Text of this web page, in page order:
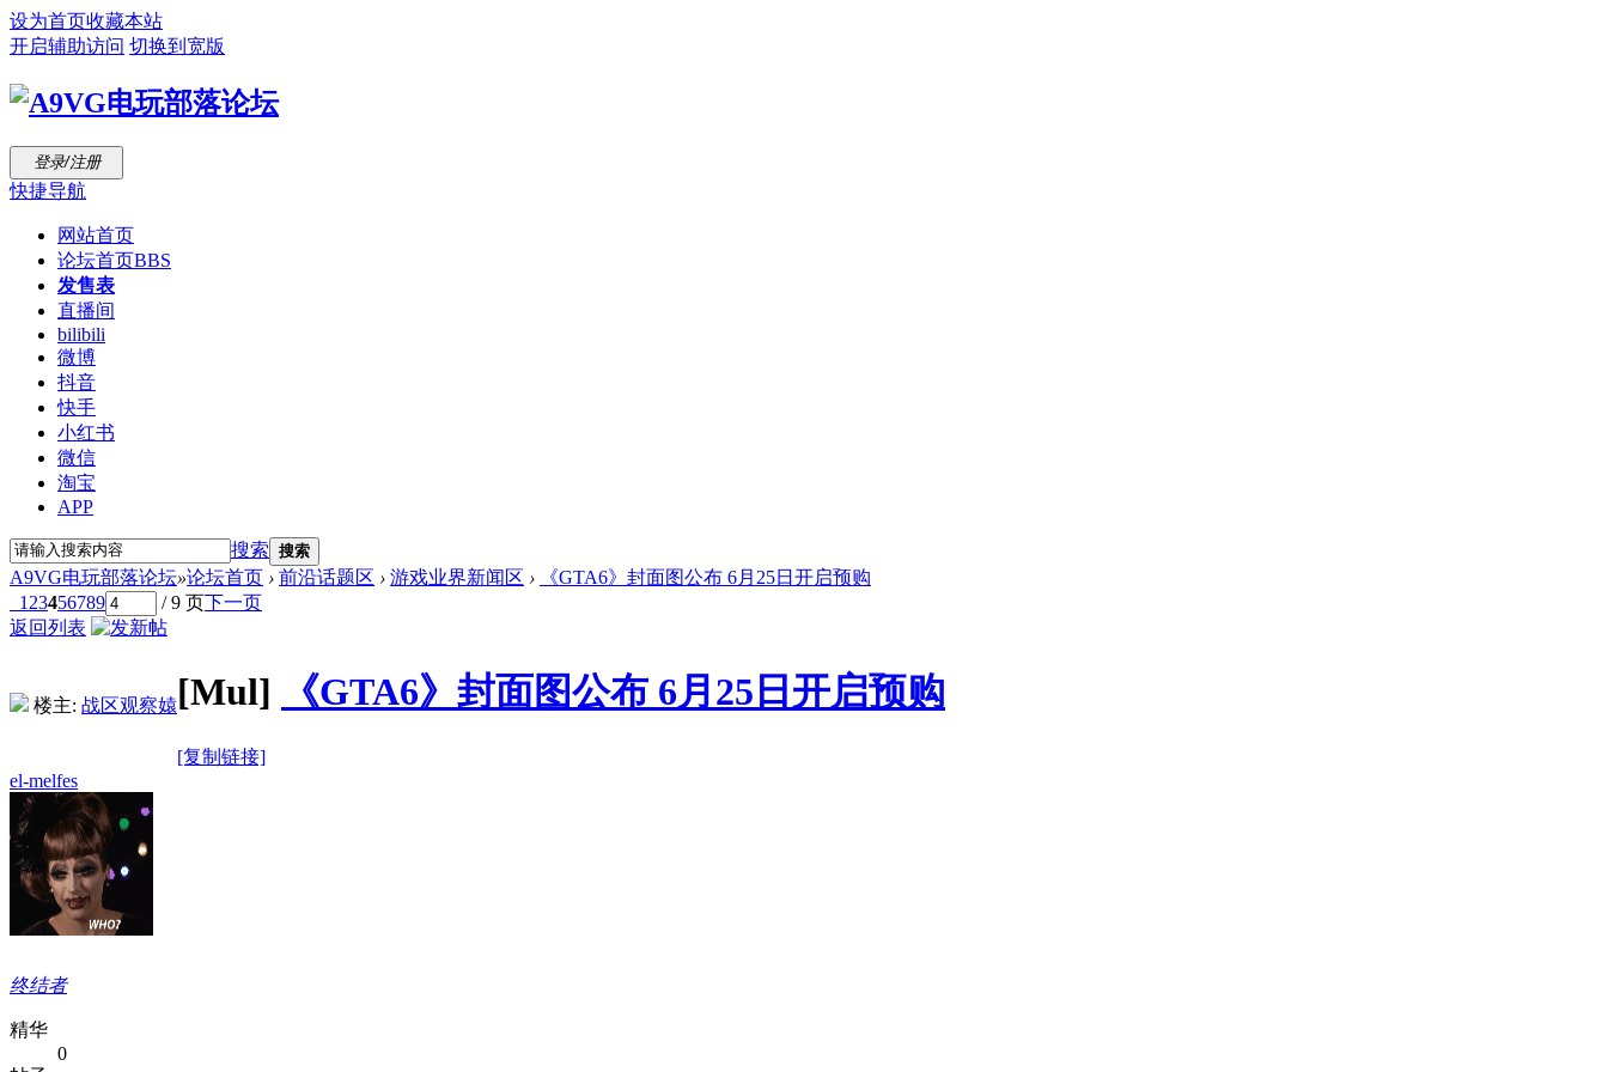
设为首页收藏本站
开启辅助访问 切换到宽版
登录/注册
快捷导航
网站首页
论坛首页BBS
发售表
直播间
bilibili
微博
抖音
快手
小红书
微信
淘宝
APP
搜索 搜索
A9VG电玩部落论坛»论坛首页 › 前沿话题区 › 游戏业界新闻区 ›
《GTA6》封面图公布 6月25日开启预购
1 23456789 / 9 页下一页
返回列表
楼主: 战区观察媴[Mul] 《GTA6》封面图公布 6月25日开启预购
[复制链接]
el-melfes
终结者
精华
0